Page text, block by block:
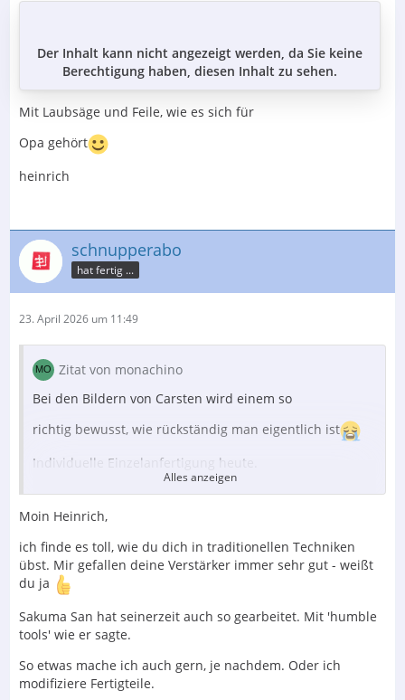
Der Inhalt kann nicht angezeigt werden, da Sie keine
Berechtigung haben, diesen Inhalt zu sehen.
Mit Laubsäge und Feile, wie es sich für
Opa gehört
heinrich
schnupperabo
hat fertig ...
23. April 2026 um 11:49
Zitat von monachino
Bei den Bildern von Carsten wird einem so
richtig bewusst, wie rückständig man eigentlich ist
Individuelle Einzelanfertigung heute.
Und meine Methode von Vorgestern.
Der Inhalt kann nicht angezeigt werden, da Sie
keine Berechtigung haben, diesen Inhalt zu sehen.
Mit Laubsäge und Feile, wie es sich für
Opa gehört
heinrich
Alles anzeigen
Moin Heinrich,
ich finde es toll, wie du dich in traditionellen Techniken
übst. Mir gefallen deine Verstärker immer sehr gut - weißt
du ja
Sakuma San hat seinerzeit auch so gearbeitet. Mit 'humble
tools' wie er sagte.
So etwas mache ich auch gern, je nachdem. Oder ich
modifiziere Fertigteile.